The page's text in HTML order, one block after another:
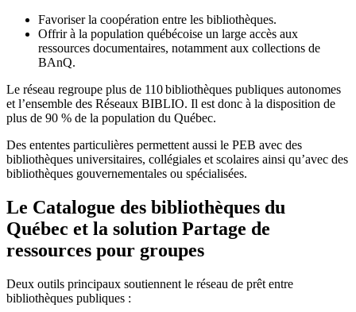
Favoriser la coopération entre les bibliothèques.
Offrir à la population québécoise un large accès aux
ressources documentaires, notamment aux collections de
BAnQ.
Le réseau regroupe plus de 110bibliothèques publiques autonomes
et l’ensemble des Réseaux BIBLIO. Il est donc à la disposition de
plus de 90 % de la population du Québec.
Des ententes particulières permettent aussi le PEB avec des
bibliothèques universitaires, collégiales et scolaires ainsi qu’avec des
bibliothèques gouvernementales ou spécialisées.
Le Catalogue des bibliothèques du
Québec et la solution Partage de
ressources pour groupes
Deux outils principaux soutiennent le réseau de prêt entre
bibliothèques publiques :